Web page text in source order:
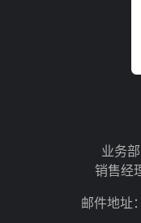
业务部
销售经
邮件地址：